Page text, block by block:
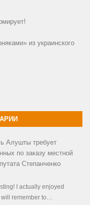
из украинского
Алушты требует
по заказу местной
Степанченко
I actually enjoyed
remember to…